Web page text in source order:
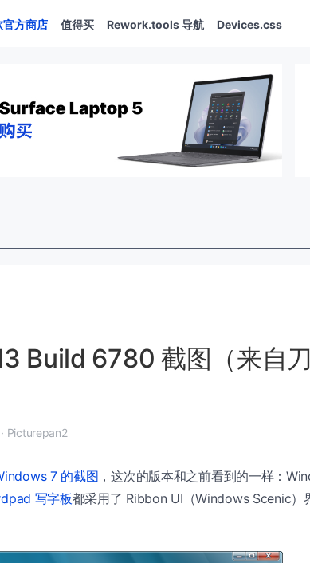
官方商店 值得买 Rework.tools 导航 Devices.css
Build 6780 截图（来自
· Picturepan2
7 的截图 ，这次的版本和之前看到的一样：
写字板都采用了 Ribbon UI（Windows Scenic）